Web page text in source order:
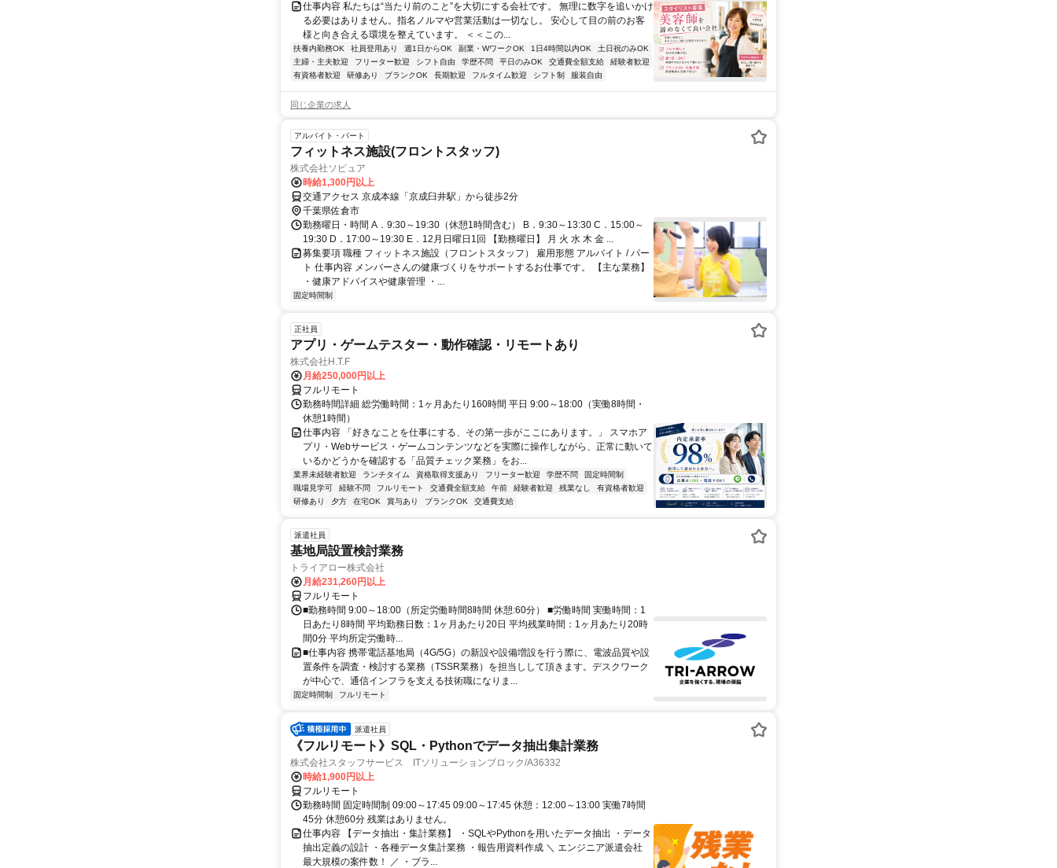
仕事内容 私たちは“当たり前のこと”を大切にする会社です。 無理に数字を追いかけ
る必要はありません。指名ノルマや営業活動は一切なし。 安心して目の前のお客
様と向き合える環境を整えています。 ＜＜この...
扶養内勤務OK 社員登用あり 週1日からOK 副業・WワークOK 1日4時間以内OK
土日祝のみOK
主婦・主夫歓迎
フリーター歓迎 シフト自由 学歴不問 平日のみOK 交通費全額支給
経験者歓迎
有資格者歓迎
研修あり ブランクOK 長期歓迎 フルタイム歓迎 シフト制 服装自由
同じ企業の求人
アルバイト・パート
フィットネス施設(フロントスタッフ)
株式会社ソピュア
時給1,300円以上
交通アクセス 京成本線「京成臼井駅」から徒歩2分
千葉県佐倉市
勤務曜日・時間 A．9:30～19:30（休憩1時間含む） B．9:30～13:30 C．15:00～
19:30 D．17:00～19:30 E．12月日曜日1回 【勤務曜日】 月 火 水 木 金 ...
募集要項 職種 フィットネス施設（フロントスタッフ） 雇用形態 アルバイト / パー
ト 仕事内容 メンバーさんの健康づくりをサポートするお仕事です。 【主な業務】
・健康アドバイスや健康管理 ・...
固定時間制
正社員
アプリ・ゲームテスター・動作確認・リモートあり
株式会社H.T.F
月給250,000円以上
フルリモート
勤務時間詳細 総労働時間：1ヶ月あたり160時間 平日 9:00～18:00（実働8時間・
休憩1時間）
仕事内容 「好きなことを仕事にする、その第一歩がここにあります。」 スマホア
プリ・Webサービス・ゲームコンテンツなどを実際に操作しながら、正常に動いて
いるかどうかを確認する「品質チェック業務」をお...
業界未経験者歓迎 ランチタイム 資格取得支援あり フリーター歓迎 学歴不問
固定時間制
職場見学可
経験不問 フルリモート 交通費全額支給 午前 経験者歓迎 残業なし
有資格者歓迎
研修あり
夕方 在宅OK 賞与あり ブランクOK 交通費支給
派遣社員
基地局設置検討業務
トライアロー株式会社
月給231,260円以上
フルリモート
■勤務時間 9:00～18:00（所定労働時間8時間 休憩:60分） ■労働時間 実働時間：1
日あたり8時間 平均勤務日数：1ヶ月あたり20日 平均残業時間：1ヶ月あたり20時
間0分 平均所定労働時...
■仕事内容 携帯電話基地局（4G/5G）の新設や設備増設を行う際に、電波品質や設
置条件を調査・検討する業務（TSSR業務）を担当しして頂きます。デスクワーク
が中心で、通信インフラを支える技術職になりま...
固定時間制 フルリモート
派遣社員
《フルリモート》SQL・Pythonでデータ抽出集計業務
株式会社スタッフサービス ITソリューションブロック/A36332
時給1,900円以上
フルリモート
勤務時間 固定時間制 09:00～17:45 09:00～17:45 休憩：12:00～13:00 実働7時間
45分 休憩60分 残業はありません。
仕事内容 【データ抽出・集計業務】 ・SQLやPythonを用いたデータ抽出 ・データ
抽出定義の設計 ・各種データ集計業務 ・報告用資料作成 ＼ エンジニア派遣会社
最大規模の案件数！ ／ ・ブラ...